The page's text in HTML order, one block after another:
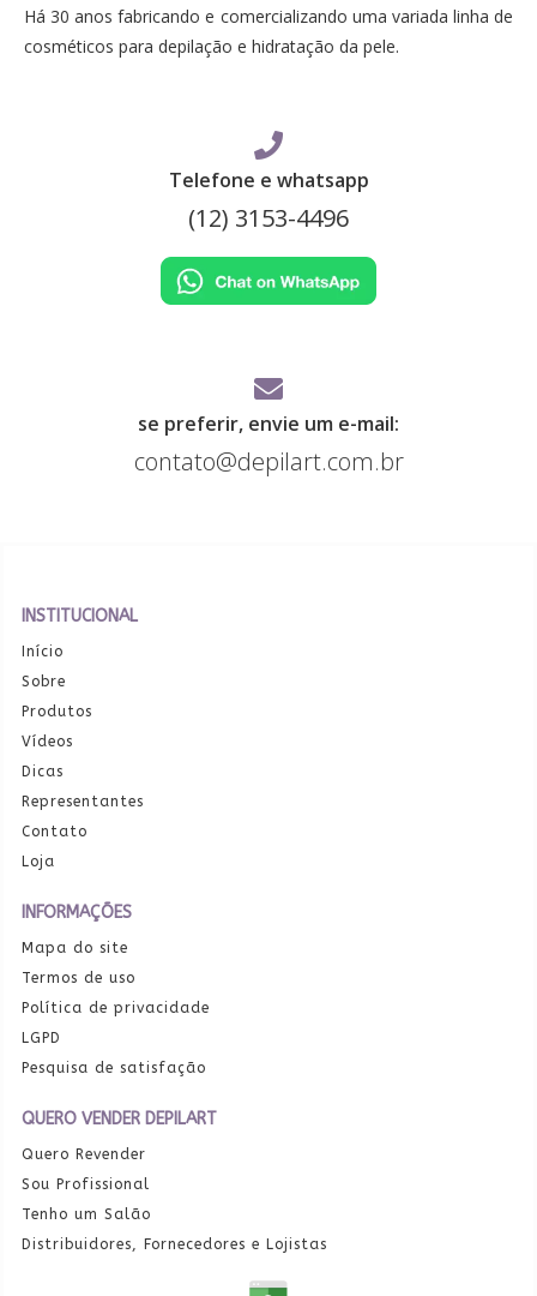
Há 30 anos fabricando e comercializando uma variada linha de
cosméticos para depilação e hidratação da pele.
Telefone e whatsapp
(12) 3153-4496
se preferir, envie um e-mail:
contato@depilart.com.br
INSTITUCIONAL
Início
Sobre
Produtos
Vídeos
Dicas
Representantes
Contato
Loja
INFORMAÇÕES
Mapa do site
Termos de uso
Política de privacidade
LGPD
Pesquisa de satisfação
QUERO VENDER DEPILART
Quero Revender
Sou Profissional
Tenho um Salão
Distribuidores, Fornecedores e Lojistas